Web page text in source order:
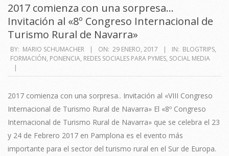
2017 comienza con una sorpresa…
Invitación al «8º Congreso Internacional de
Turismo Rural de Navarra»
2017-
01-
BY: MARIO SCHUMACHER ON: 29 ENERO, 2017 IN: BLOGTRIPS,
FORMACIÓN, PONENCIA, REDES SOCIALES PARA PYMES, SOCIAL MEDIA
2017 comienza con una sorpresa.. Invitación al «VIII Congreso
Internacional de Turismo Rural de Navarra» El «8º Congreso
Internacional de Turismo Rural de Navarra» que se celebra el 23
y 24 de Febrero 2017 en Pamplona es el evento más
importante para el sector del turismo rural en el Sur de Europa.